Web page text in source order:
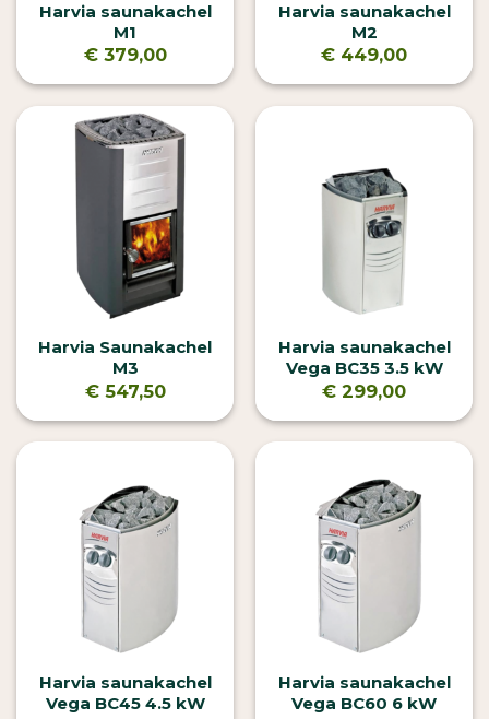
Harvia saunakachel
M1
€379,00
Harvia saunakachel
M2
€ 449,00
Harvia Saunakachel
M3
€547,50
Harvia saunakachel
Vega BC35 3.5 kW
€ 299,00
Harvia saunakachel
Vega BC45 4.5 kW
Harvia saunakachel
Vega BC60 6 kW